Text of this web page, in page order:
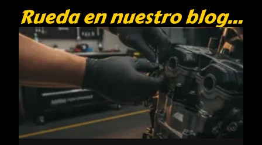
Rueda en nuestro blog...